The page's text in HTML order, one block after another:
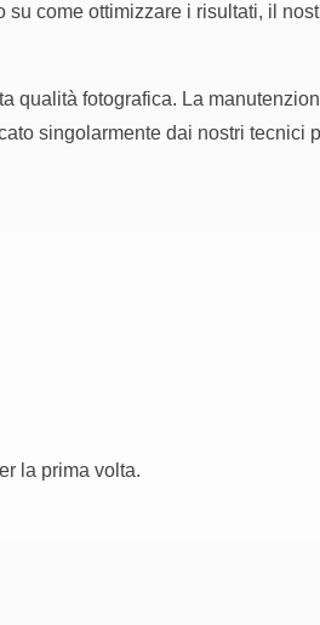
come ottimizzare i risultati, il
qualità fotografica. La
singolarmente dai nostri tecnici
la prima volta.